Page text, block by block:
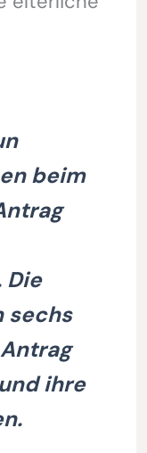
beim
Die
sechs
ihre